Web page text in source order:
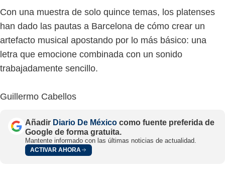
Con una muestra de solo quince temas, los platenses
han dado las pautas a Barcelona de cómo crear un
artefacto musical apostando por lo más básico: una
letra que emocione combinada con un sonido
trabajadamente sencillo.
Guillermo Cabellos
Añadir Diario De México como fuente preferida de
Google de forma gratuita.
Mantente informado con las últimas noticias de actualidad.
ACTIVAR AHORA